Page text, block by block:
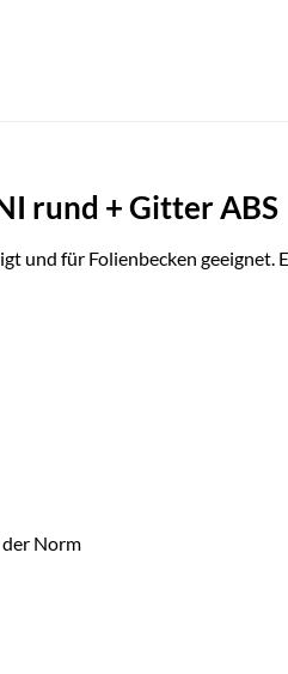
rund + Gitter ABS
und für Folienbecken
Norm